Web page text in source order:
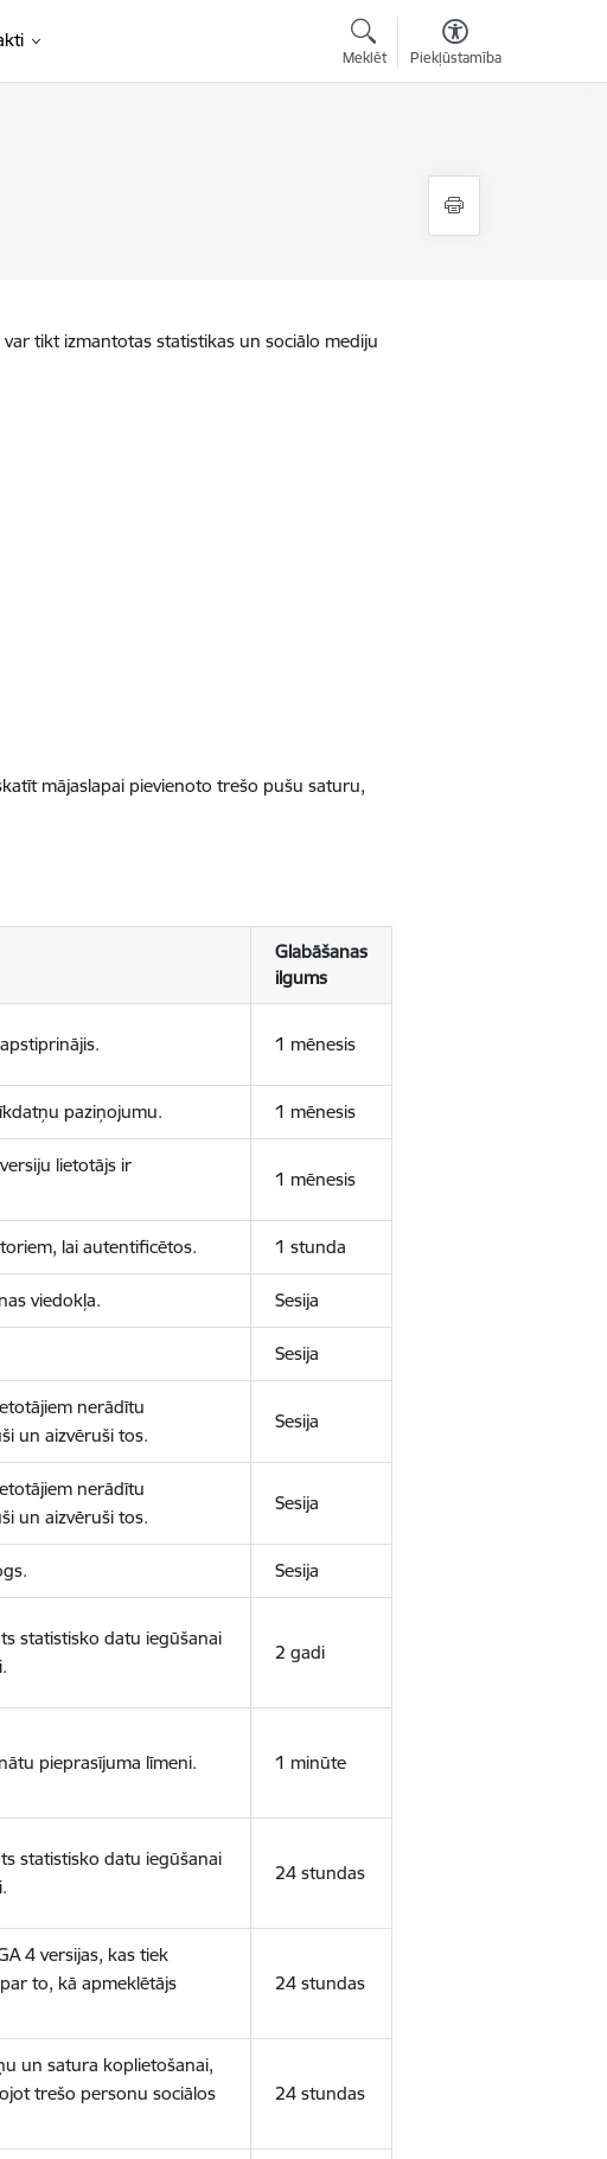
Meklēt Piekļūstamība
tikt izmantotas statistikas un sociālo mediju
mājaslapai pievienoto trešo pušu saturu,
Glabāšanas
ilgums
1 mēnesis
paziņojumu. 1 mēnesis
lietotājs ir
1 mēnesis
lai autentificētos. 1 stunda
viedokļa. Sesija
Sesija
nerādītu
un aizvēruši tos.
Sesija
nerādītu
un aizvēruši tos.
Sesija
Sesija
statistisko datu iegūšanai
2 gadi
pieprasījuma līmeni. 1 minūte
statistisko datu iegūšanai
24 stundas
4 versijas, kas tiek
to, kā apmeklētājs
24 stundas
un satura koplietošanai,
trešo personu sociālos
24 stundas